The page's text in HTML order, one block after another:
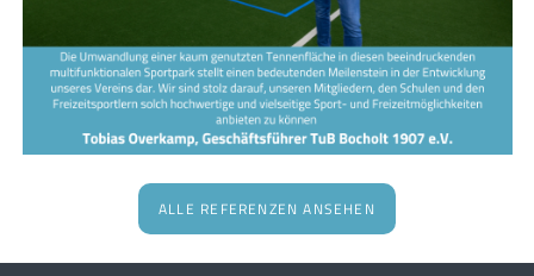
ALLE REFERENZEN ANSEHEN